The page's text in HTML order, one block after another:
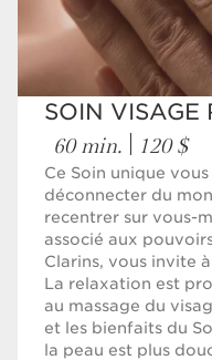
SOIN
60 min. 120 $
Ce Soin unique
déconnecter du
recentrer sur vous-
associé aux
Clarins, vous invite
La relaxation est
au massage du
et les bienfaits du
la peau est plus